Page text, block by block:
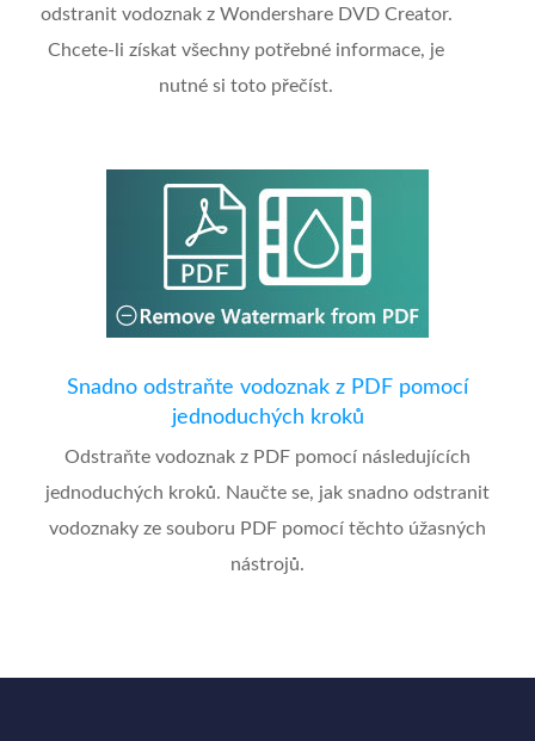
odstranit vodoznak z Wondershare DVD Creator.
Chcete-li získat všechny potřebné informace, je
nutné si toto přečíst.
Snadno odstraňte vodoznak z PDF pomocí
jednoduchých kroků
Odstraňte vodoznak z PDF pomocí následujících
jednoduchých kroků. Naučte se, jak snadno odstranit
vodoznaky ze souboru PDF pomocí těchto úžasných
nástrojů.